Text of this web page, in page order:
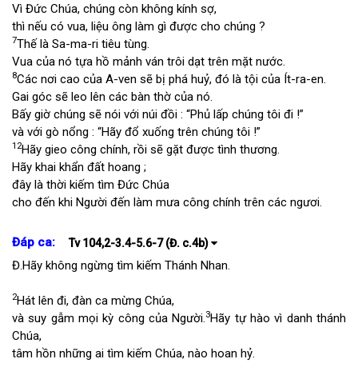
Vì Đức Chúa, chúng còn không kính sợ,
thì nếu có vua, liệu ông làm gì được cho chúng ?
7Thế là Sa-ma-ri tiêu tùng.
Vua của nó tựa hồ mảnh ván trôi dạt trên mặt nước.
8Các nơi cao của A-ven sẽ bị phá huỷ, đó là tội của Ít-ra-en.
Gai góc sẽ leo lên các bàn thờ của nó.
Bấy giờ chúng sẽ nói với núi đồi : “Phủ lấp chúng tôi đi !”
và với gò nổng : “Hãy đổ xuống trên chúng tôi !”
12Hãy gieo công chính, rồi sẽ gặt được tình thương.
Hãy khai khẩn đất hoang ;
đây là thời kiếm tìm Đức Chúa
cho đến khi Người đến làm mưa công chính trên các ngươi.
Đáp ca: Tv 104,2-3.4-5.6-7 (Đ. c.4b)
Đ.Hãy không ngừng tìm kiếm Thánh Nhan.
2Hát lên đi, đàn ca mừng Chúa,
và suy gẫm mọi kỳ công của Người.3Hãy tự hào vì danh thánh
Chúa,
tâm hồn những ai tìm kiếm Chúa, nào hoan hỷ.